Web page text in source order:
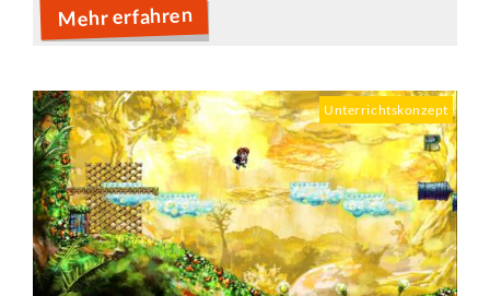
Mehr erfahren
Unterrichtskonzept